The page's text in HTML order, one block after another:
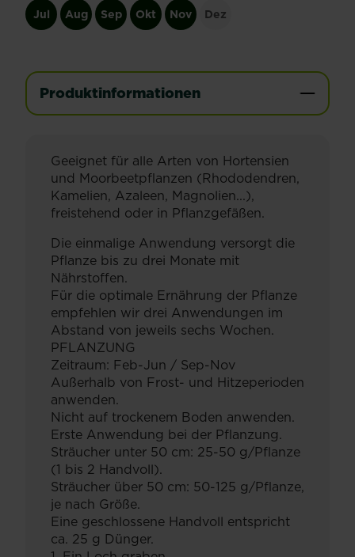
Jul Aug Sep Okt Nov Dez
Produktinformationen
Geeignet für alle Arten von Hortensien
und Moorbeetpflanzen (Rhododendren,
Kamelien, Azaleen, Magnolien...),
freistehend oder in Pflanzgefäßen.
Die einmalige Anwendung versorgt die
Pflanze bis zu drei Monate mit
Nährstoffen.
Für die optimale Ernährung der Pflanze
empfehlen wir drei Anwendungen im
Abstand von jeweils sechs Wochen.
PFLANZUNG
Zeitraum: Feb-Jun / Sep-Nov
Außerhalb von Frost- und Hitzeperioden
anwenden.
Nicht auf trockenem Boden anwenden.
Erste Anwendung bei der Pflanzung.
Sträucher unter 50 cm: 25-50 g/Pflanze
(1 bis 2 Handvoll).
Sträucher über 50 cm: 50-125 g/Pflanze,
je nach Größe.
Eine geschlossene Handvoll entspricht
ca. 25 g Dünger.